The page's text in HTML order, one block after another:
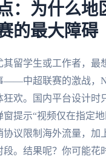
：为什么地
的最大障碍
其留学生或工作者，最
——中超联赛的激战，
狂欢。国内平台设计时
提示“视频仅在指定
协议限制海外流量，加
段。结果呢？你可能花